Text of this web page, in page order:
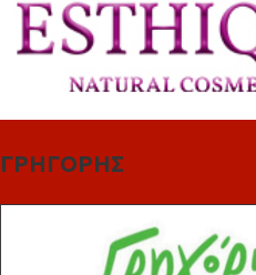
ΓΡΗΓΟΡΗΣ